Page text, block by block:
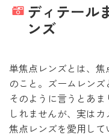
ディテール
ンズ
単焦点レンズとは、
のこと。ズームレンズ
そのように言うとあ
しれませんが、実は
焦点レンズを愛用して